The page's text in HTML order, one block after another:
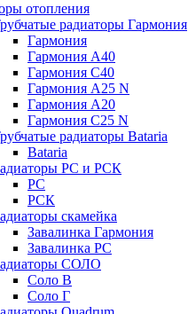
отопления
радиаторы Гармония
Гармония
Гармония А40
Гармония С40
Гармония А25 N
Гармония А20
Гармония С25 N
радиаторы Bataria
Bataria
РС и РСК
РС
РСК
скамейка
Завалинка Гармония
Завалинка РС
СОЛО
Соло В
Соло Г